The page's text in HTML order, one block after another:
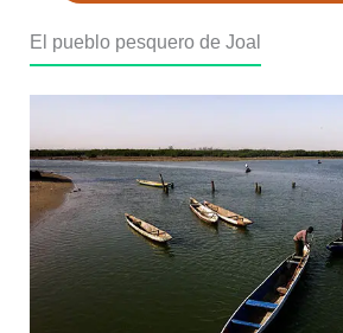
El pueblo pesquero de Joal